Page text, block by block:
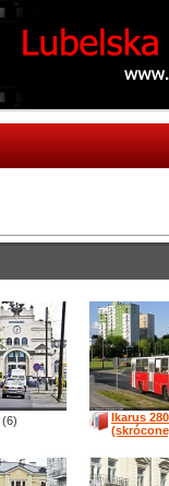
(6)
Ikarus